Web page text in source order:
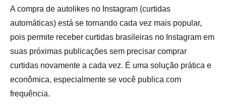
A compra de autolikes no Instagram (curtidas
automáticas) está se tornando cada vez mais popular,
pois permite receber curtidas brasileiras no Instagram em
suas próximas publicações sem precisar comprar
curtidas novamente a cada vez. É uma solução prática e
econômica, especialmente se você publica com
frequência.